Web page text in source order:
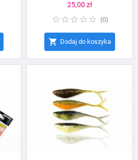
Cena
25,00 zł
(0)
 Dodaj do koszyka